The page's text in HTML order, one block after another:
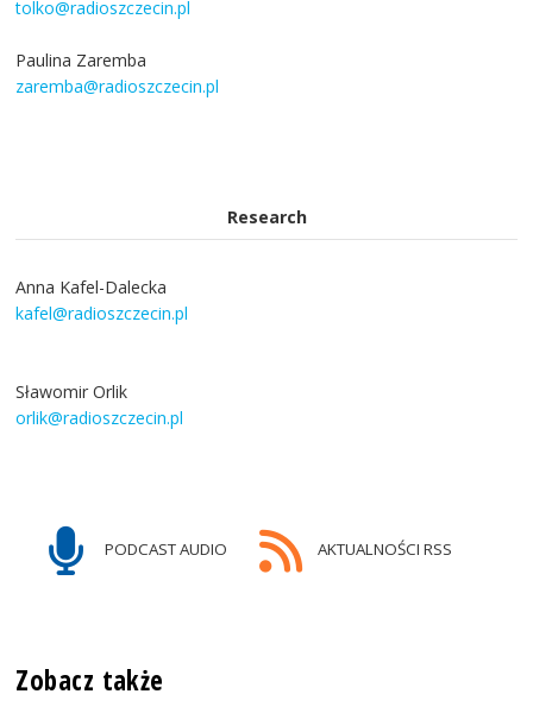
tolko@radioszczecin.pl
Paulina Zaremba
zaremba@radioszczecin.pl
Research
Anna Kafel-Dalecka
kafel@radioszczecin.pl
Sławomir Orlik
orlik@radioszczecin.pl
PODCAST AUDIO AKTUALNOŚCI RSS
Zobacz także